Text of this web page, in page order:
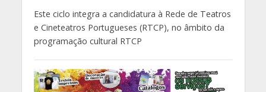
Este ciclo integra a candidatura à Rede de Teatros
e Cineteatros Portugueses (RTCP), no âmbito da
programação cultural RTCP